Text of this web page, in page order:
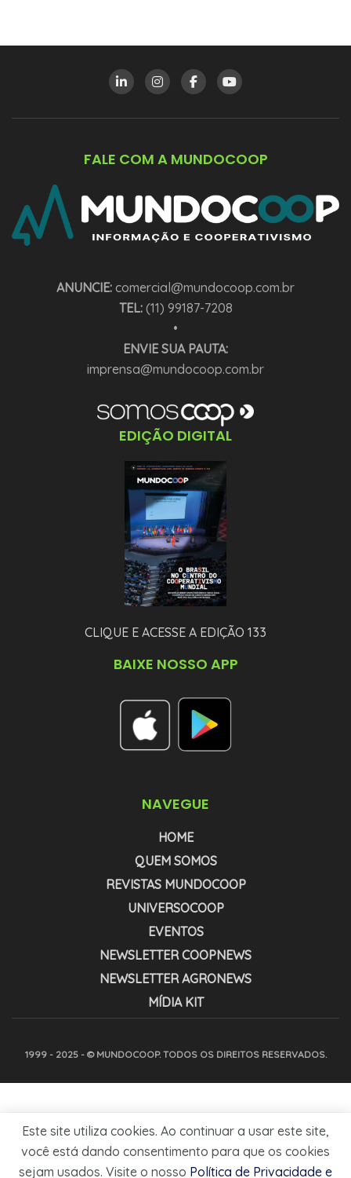
FALE COM A MUNDOCOOP
ANUNCIE: comercial@mundocoop.com.br
TEL:(11) 99187-7208
•
ENVIE SUA PAUTA:
imprensa@mundocoop.com.br
EDIÇÃO DIGITAL
CLIQUE E ACESSE A EDIÇÃO 133
BAIXE NOSSO APP
NAVEGUE
HOME
QUEM SOMOS
REVISTAS MUNDOCOOP
UNIVERSOCOOP
EVENTOS
NEWSLETTER COOPNEWS
NEWSLETTER AGRONEWS
MÍDIA KIT
1999 - 2025 - © MUNDOCOOP. TODOS OS DIREITOS RESERVADOS.
Este site utiliza cookies. Ao continuar a usar este site,
você está dando consentimento para que os cookies
sejam usados. Visite o nosso Política de Privacidade e